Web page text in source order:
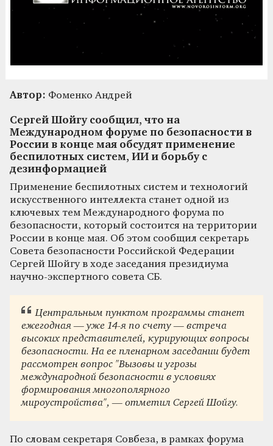
Автор: Фоменко Андрей
Сергей Шойгу сообщил, что на
Международном форуме по безопасности в
России в конце мая обсудят применение
беспилотных систем, ИИ и борьбу с
дезинформацией
Применение беспилотных систем и технологий
искусственного интеллекта станет одной из
ключевых тем Международного форума по
безопасности, который состоится на территории
России в конце мая. Об этом сообщил секретарь
Совета безопасности Российской Федерации
Сергей Шойгу в ходе заседания президиума
научно-экспертного совета СБ.
Центральным пунктом программы станет
ежегодная — уже 14-я по счету — встреча
высоких представителей, курирующих вопросы
безопасности. На ее пленарном заседании будет
рассмотрен вопрос "Вызовы и угрозы
международной безопасности в условиях
формирования многополярного
мироустройства", — отметил Сергей Шойгу.
По словам секретаря Совбеза, в рамках форума